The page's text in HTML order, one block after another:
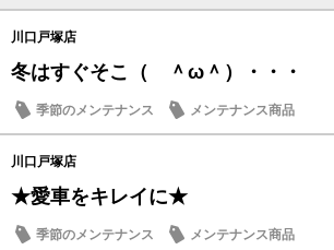
川口戸塚店
冬はすぐそこ（ ＾ω＾）・・・
季節のメンテナンス メンテナンス商品
川口戸塚店
★愛車をキレイに★
季節のメンテナンス メンテナンス商品